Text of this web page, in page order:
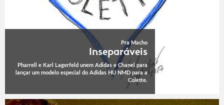
Pra Macho
Inseparáveis
Pharrell e Karl Lagerfeld unem Adidas e Chanel para
lançar um modelo especial do Adidas HU NMD para a
Colette.